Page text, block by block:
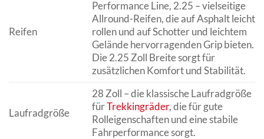
Reifen
Performance Line, 2.25 – vielseitige
Allround-Reifen, die auf Asphalt leicht
rollen und auf Schotter und leichtem
Gelände hervorragenden Grip bieten.
Die 2.25 Zoll Breite sorgt für
zusätzlichen Komfort und Stabilität.
Laufradgröße
28 Zoll – die klassische Laufradgröße
fürTrekkingräder, die für gute
Rolleigenschaften und eine stabile
Fahrperformance sorgt.